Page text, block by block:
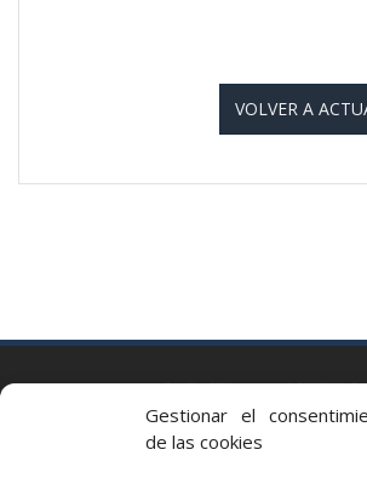
Gestionar el
de las cookies
VOLVER A
Via Augusta 2 bis, 3º, 08006